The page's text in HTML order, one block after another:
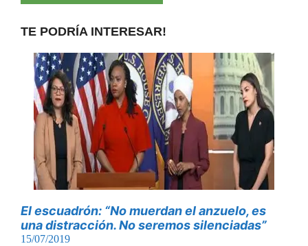
TE PODRÍA INTERESAR!
El escuadrón: “No muerdan el anzuelo, es
una distracción. No seremos silenciadas”
15/07/2019